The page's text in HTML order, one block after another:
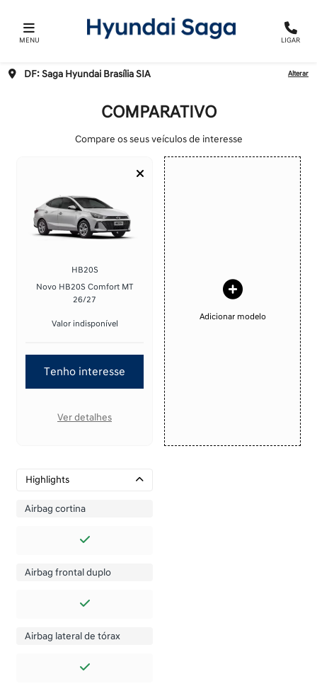
MENU LIGAR
DF: Saga Hyundai Brasília SIA Alterar
COMPARATIVO
Compare os seus veículos de interesse
HB20S
Novo HB20S Comfort MT
26/27
Valor indisponível
Tenho interesse
Ver detalhes
Adicionar modelo
Highlights
Airbag cortina
Airbag frontal duplo
Airbag lateral de tórax